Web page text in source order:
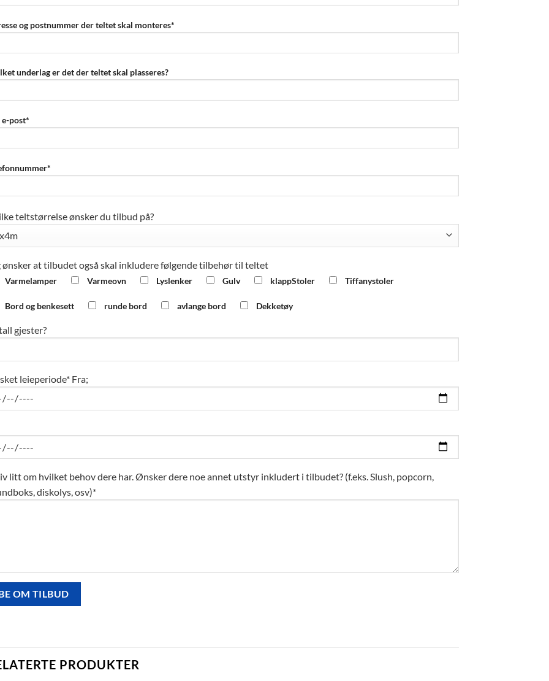
og postnummer der teltet skal monteres*
underlag er det der teltet skal plasseres?
post*
teltstørrelse ønsker du tilbud på?
ønsker at tilbudet også skal inkludere følgende tilbehør til teltet
Varmelamper Varmeovn Lyslenker Gulv klappStoler Tiffanystoler
Bord og benkesett runde bord avlange bord Dekketøy
gjester?
leieperiode*Fra;
litt om hvilket behov dere har. Ønsker dere noe annet utstyr inkludert i tilbudet? (f.eks. Slush, popcorn,
diskolys, osv)*
PRODUKTER